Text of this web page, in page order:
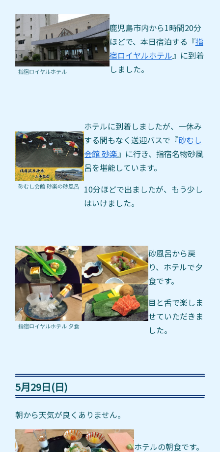
指宿ロイヤルホテル
鹿児島市内から1時間20分
ほどで、本日宿泊する『指
宿ロイヤルホテル』に到着
しました。
砂むし会館 砂楽の砂風呂
ホテルに到着しましたが、一休み
する間もなく送迎バスで『砂むし
会館 砂楽』に行き、指宿名物砂風
呂を堪能しています。
10分ほどで出ましたが、もう少し
はいけました。
指宿ロイヤルホテル 夕食
砂風呂から戻
り、ホテルで夕
食です。
目と舌で楽しま
せていただきま
した。
5月29日(日)
朝から天気が良くありません。
ホテルの朝食です。